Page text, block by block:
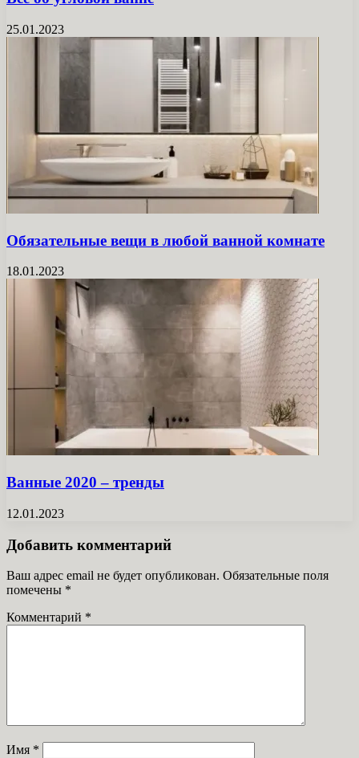
25.01.2023
Обязательные вещи в любой ванной комнате
18.01.2023
Ванные 2020 – тренды
12.01.2023
Добавить комментарий
Ваш адрес email не будет опубликован. Обязательные поля
помечены *
Комментарий *
Имя *